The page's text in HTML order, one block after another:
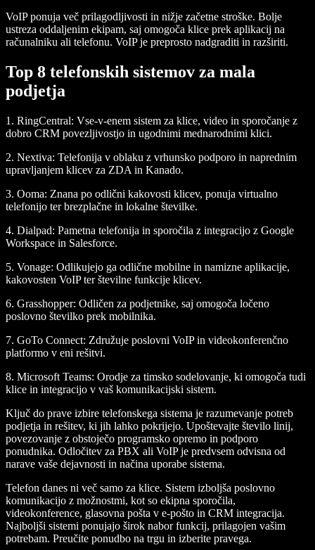
VoIP ponuja več prilagodljivosti in nižje začetne stroške. Bolje
ustreza oddaljenim ekipam, saj omogoča klice prek aplikacij na
računalniku ali telefonu. VoIP je preprosto nadgraditi in razširiti.
Top 8 telefonskih sistemov za mala
podjetja
1. RingCentral: Vse-v-enem sistem za klice, video in sporočanje z
dobro CRM povezljivostjo in ugodnimi mednarodnimi klici.
2. Nextiva: Telefonija v oblaku z vrhunsko podporo in naprednim
upravljanjem klicev za ZDA in Kanado.
3. Ooma: Znana po odlični kakovosti klicev, ponuja virtualno
telefonijo ter brezplačne in lokalne številke.
4. Dialpad: Pametna telefonija in sporočila z integracijo z Google
Workspace in Salesforce.
5. Vonage: Odlikujejo ga odlične mobilne in namizne aplikacije,
kakovosten VoIP ter številne funkcije klicev.
6. Grasshopper: Odličen za podjetnike, saj omogoča ločeno
poslovno številko prek mobilnika.
7. GoTo Connect: Združuje poslovni VoIP in videokonferenčno
platformo v eni rešitvi.
8. Microsoft Teams: Orodje za timsko sodelovanje, ki omogoča tudi
klice in integracijo v vaš komunikacijski sistem.
Ključ do prave izbire telefonskega sistema je razumevanje potreb
podjetja in rešitev, ki jih lahko pokrijejo. Upoštevajte število linij,
povezovanje z obstoječo programsko opremo in podporo
ponudnika. Odločitev za PBX ali VoIP je predvsem odvisna od
narave vaše dejavnosti in načina uporabe sistema.
Telefon danes ni več samo za klice. Sistem izboljša poslovno
komunikacijo z možnostmi, kot so ekipna sporočila,
videokonference, glasovna pošta v e-pošto in CRM integracija.
Najboljši sistemi ponujajo širok nabor funkcij, prilagojen vašim
potrebam. Preučite ponudbo na trgu in izberite pravega.